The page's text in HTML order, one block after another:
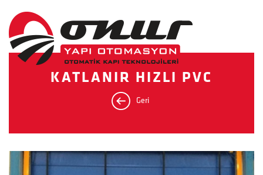
KATLANIR HIZLI PVC
Geri